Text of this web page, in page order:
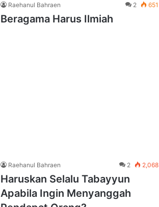
Raehanul Bahraen 2 651
Beragama Harus Ilmiah
Raehanul Bahraen 2 2,068
Haruskan Selalu Tabayyun
Apabila Ingin Menyanggah